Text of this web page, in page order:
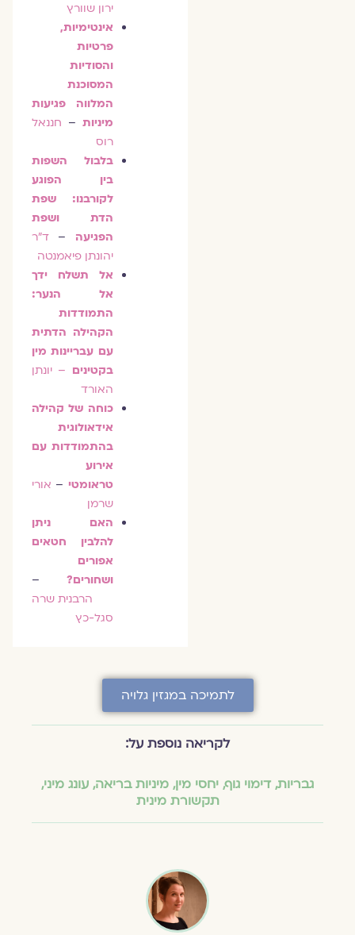
ירון שוורץ
אינטימיות,
פרטיות
והסודיות
המסוכנת
המלווה פגיעות
מיניות–חננאל
רוס
בלבול השפות
בין הפוגע
לקורבנו: שפת
הדת ושפת
הפגיעה–
ד"ר
יהונתן פיאמנטה
אל תשלח ידך
אל הנער:
התמודדות
הקהילה הדתית
עם עבריינות מין
בקטינים–יונתן
האורד
כוחה של קהילה
אידאולוגית
בהתמודדות עם
אירוע
טראומטי–אורי
שרמן
האם ניתן
להלבין חטאים
אפורים
ושחורים?–
הרבנית שרה
סגל-כץ
לתמיכה במגזין גלויה
לקריאה נוספת על:
גבריות,דימוי גוף,יחסי מין,מיניות בריאה,עונג מיני,
תקשורת מינית